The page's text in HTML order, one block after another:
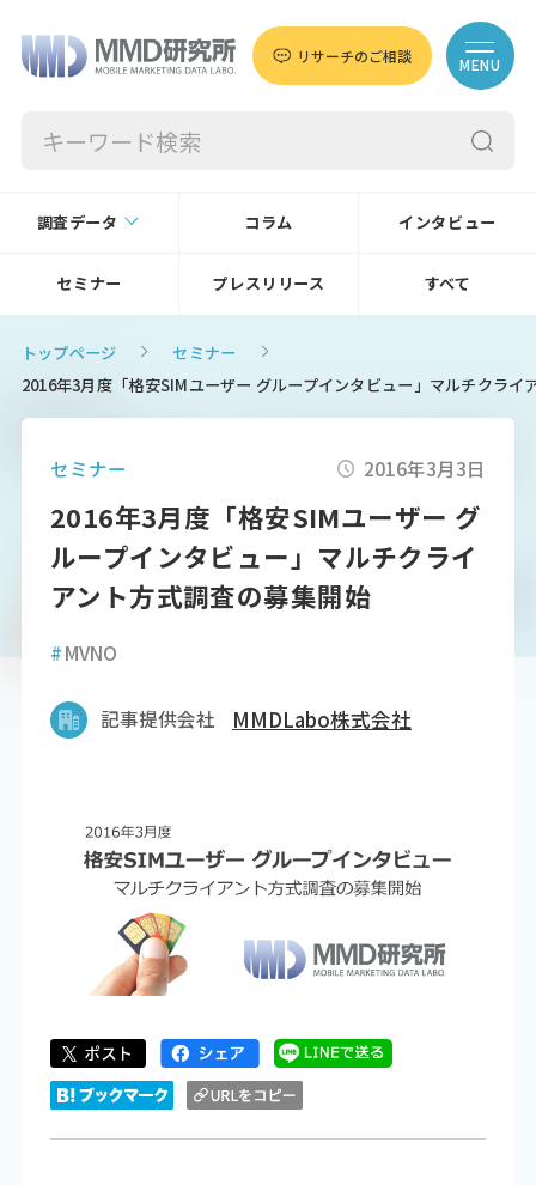
リサーチのご相談 MENU
調査データ コラム インタビュー
セミナー プレスリリース すべて
トップページ
セミナー
2016年3月度「格安SIMユーザー グループインタビュー」マルチクライ
セミナー 2016年3月3日
2016年3月度「格安SIMユーザー グ
ループインタビュー」マルチクライ
アント方式調査の募集開始
#MVNO
記事提供会社 MMDLabo株式会社